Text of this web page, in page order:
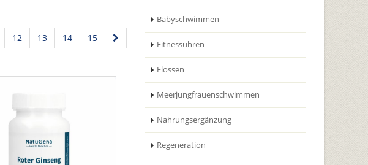
12 13 14 15
Babyschwimmen
Fitnessuhren
Flossen
Meerjungfrauenschwimmen
Nahrungsergänzung
Regeneration